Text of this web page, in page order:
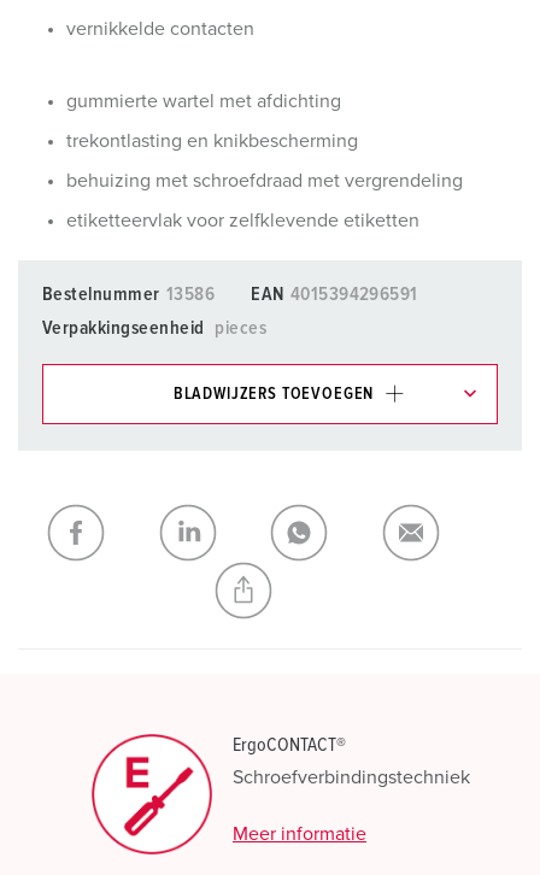
vernikkelde contacten
gummierte wartel met afdichting
trekontlasting en knikbescherming
behuizing met schroefdraad met vergrendeling
etiketteervlak voor zelfklevende etiketten
Bestelnummer 13586 EAN 4015394296591
Verpakkingseenheid
pieces
BLADWIJZERS TOEVOEGEN
Mijn lijst TOEVOEGEN
NIEUW LIJST MAKEN
ErgoCONTACT®
Schroefverbindingstechniek
Meer informatie